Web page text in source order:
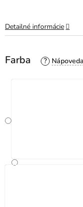
Farba ?
Detailné informácie